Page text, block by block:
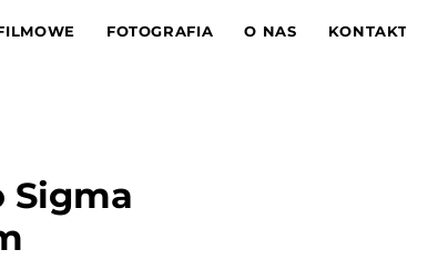
FOTOGRAFIA O NAS KONTAKT
Sigma